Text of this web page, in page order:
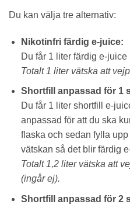
Du kan välja tre alternativ:
Nikotinfri färdig e-juice:
Du får 1 liter färdig e-
Totalt 1 liter vätska att
Shortfill anpassad för 1
Du får 1 liter shortfill e-
anpassad för att du ska
flaska och sedan fylla
vätskan så det blir färdig
Totalt 1,2 liter vätska att
(ingår ej).
Shortfill anpassad för 2